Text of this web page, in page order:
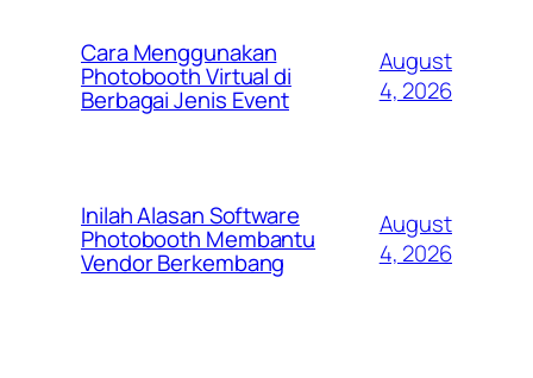
Cara Menggunakan
Photobooth Virtual di
Berbagai Jenis Event
August
4, 2026
Inilah Alasan Software
Photobooth Membantu
Vendor Berkembang
August
4, 2026